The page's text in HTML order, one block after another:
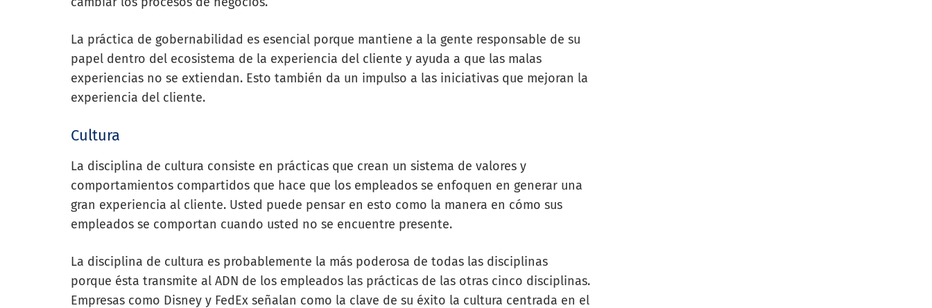
La práctica de gobernabilidad es esencial porque mantiene a la gente responsable de su
papel dentro del ecosistema de la experiencia del cliente y ayuda a que las malas
experiencias no se extiendan. Esto también da un impulso a las iniciativas que mejoran la
experiencia del cliente.
Cultura
La disciplina de cultura consiste en prácticas que crean un sistema de valores y
comportamientos compartidos que hace que los empleados se enfoquen en generar una
gran experiencia al cliente. Usted puede pensar en esto como la manera en cómo sus
empleados se comportan cuando usted no se encuentre presente.
La disciplina de cultura es probablemente la más poderosa de todas las disciplinas
porque ésta transmite al ADN de los empleados las prácticas de las otras cinco disciplinas.
Empresas como Disney y FedEx señalan como la clave de su éxito la cultura centrada en el